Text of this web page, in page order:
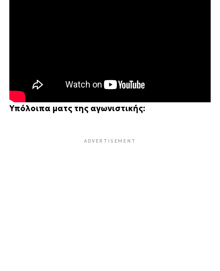
Υπόλοιπα ματς της αγωνιστικής:
ADVERTISEMENT